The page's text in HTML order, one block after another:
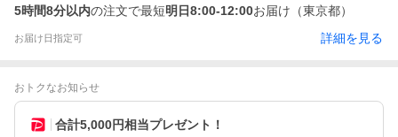
5時間8分以内の注文で最短明日8:00-12:00お届け（東京都）
お届け日指定可 詳細を見る
おトクなお知らせ
合計5,000円相当プレゼント！